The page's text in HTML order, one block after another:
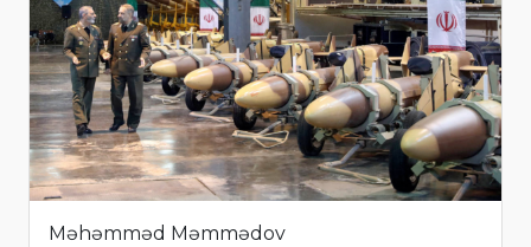
Məhəmməd Məmmədov